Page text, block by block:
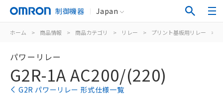
制御機器 Japan
ホーム > 商品情報 > 商品カテゴリ > リレー > プリント基板用リレー >
パワーリレー
G2R-1A AC200/(220)
G2R パワーリレー 形式仕様一覧